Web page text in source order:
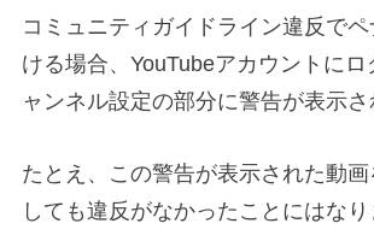
コミュニティガイドライン違反で
ける場合、YouTubeアカウントに
ャンネル設定の部分に警告が表示さ
たとえ、この警告が表示された動画
しても違反がなかったことにはなり